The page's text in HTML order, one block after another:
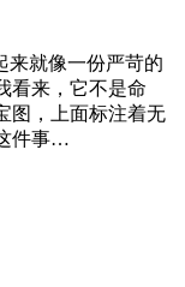
来就像一份严苛的
看来，它不是命
图，上面标注着无
件事…